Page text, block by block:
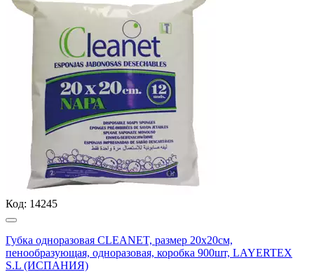
Код: 14245
Губка одноразовая CLEANET, размер 20х20см,
пенообразующая, одноразовая, коробка 900шт, LAYERTEX
S.L (ИСПАНИЯ)